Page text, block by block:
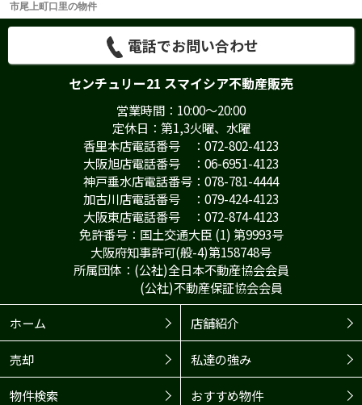
市尾上町口里の物件
電話でお問い合わせ
センチュリー21 スマイシア不動産販売
営業時間：10:00～20:00
定休日：第1,3火曜、水曜
香里本店電話番号 ：072-802-4123
大阪旭店電話番号 ：06-6951-4123
神戸垂水店電話番号：078-781-4444
加古川店電話番号 ：079-424-4123
大阪東店電話番号 ：072-874-4123
免許番号：国土交通大臣 (1) 第9993号
大阪府知事許可(般-4)第158748号
所属団体：(公社)全日本不動産協会会員
(公社)不動産保証協会会員
ホーム
店舗紹介
売却 私達の強み
物件検索 おすすめ物件